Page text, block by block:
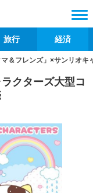
旅行 経済
マ＆フレンズ」×サンリオ
クターズ大型コ